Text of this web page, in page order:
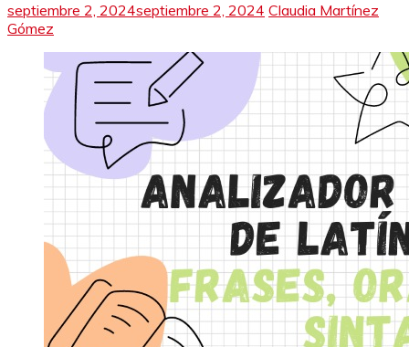
septiembre 2, 2024septiembre 2, 2024 Claudia Martínez
Gómez